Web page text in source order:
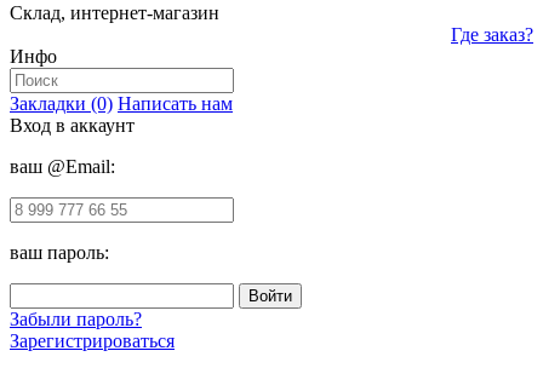
Склад, интернет-магазин
Где заказ?
Инфо
Закладки (0) Написать нам
Вход в аккаунт
ваш @Email:
ваш пароль:
Забыли пароль?
Зарегистрироваться